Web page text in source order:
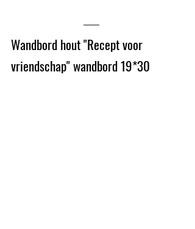
Wandbord hout "Recept voor
vriendschap" wandbord 19*30